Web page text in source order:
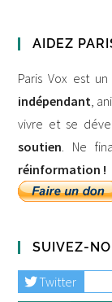
AIDEZ
Paris Vox est
indépendant,
vivre et se
soutien. Ne
réinformation !
SUIVEZ-
Twitter